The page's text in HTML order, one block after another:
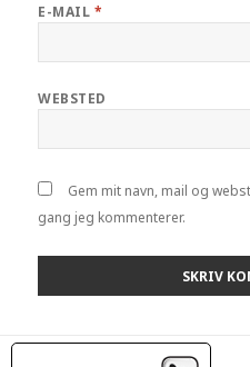
E-MAIL *
WEBSTED
Gem mit navn, mail og
gang jeg kommenterer.
Indlægsnavigation